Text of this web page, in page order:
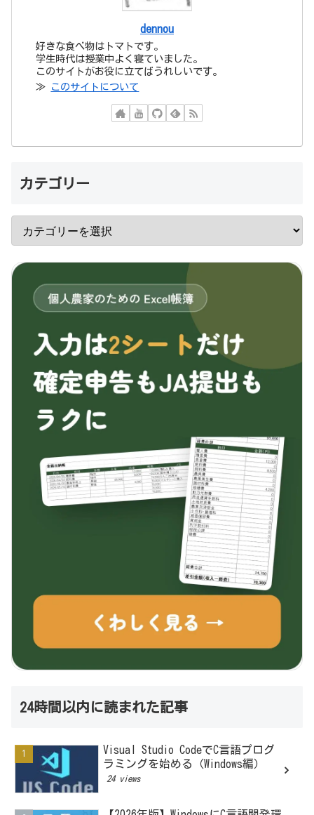
dennou
好きな食べ物はトマトです。
学生時代は授業中よく寝ていました。
このサイトがお役に立てばうれしいです。
≫ このサイトについて
カテゴリー
24時間以内に読まれた記事
Visual Studio CodeでC言語プログ
ラミングを始める（Windows編）
24 views